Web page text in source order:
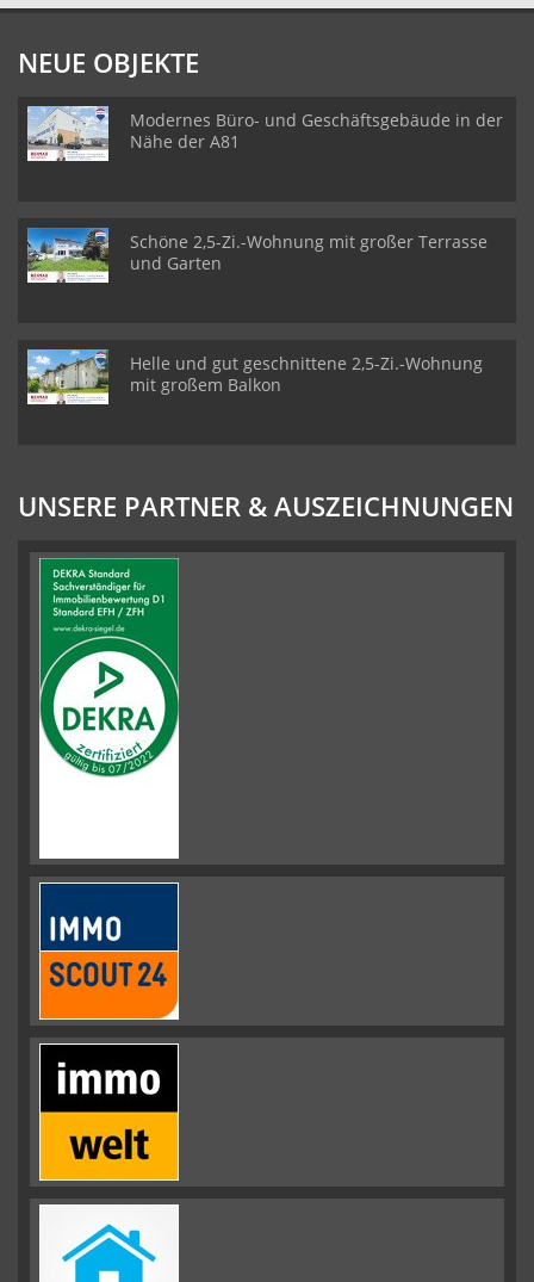
NEUE OBJEKTE
Modernes Büro- und Geschäftsgebäude in der
Nähe der A81
Schöne 2,5-Zi.-Wohnung mit großer Terrasse
und Garten
Helle und gut geschnittene 2,5-Zi.-Wohnung
mit großem Balkon
UNSERE PARTNER & AUSZEICHNUNGEN